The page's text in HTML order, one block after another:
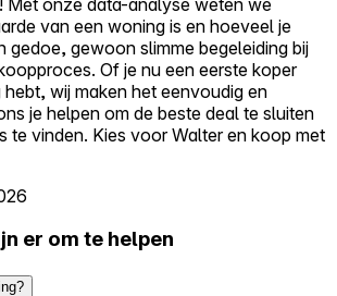
van een woning is en hoeveel je
gedoe, gewoon slimme begeleiding bij
Of je nu een eerste koper
wij maken het eenvoudig en
je helpen om de beste deal te sluiten
te vinden. Kies voor Walter en koop met
er om te helpen